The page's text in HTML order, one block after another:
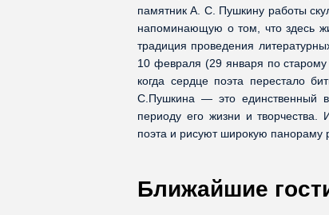
памятник А. С. Пушкину работы
напоминающую о том, что здесь
традиция проведения
10 февраля (29 января по
когда сердце поэта перестало
С.Пушкина — это единственный
периоду его жизни и творчества.
поэта и рисуют широкую панораму
Ближайшие